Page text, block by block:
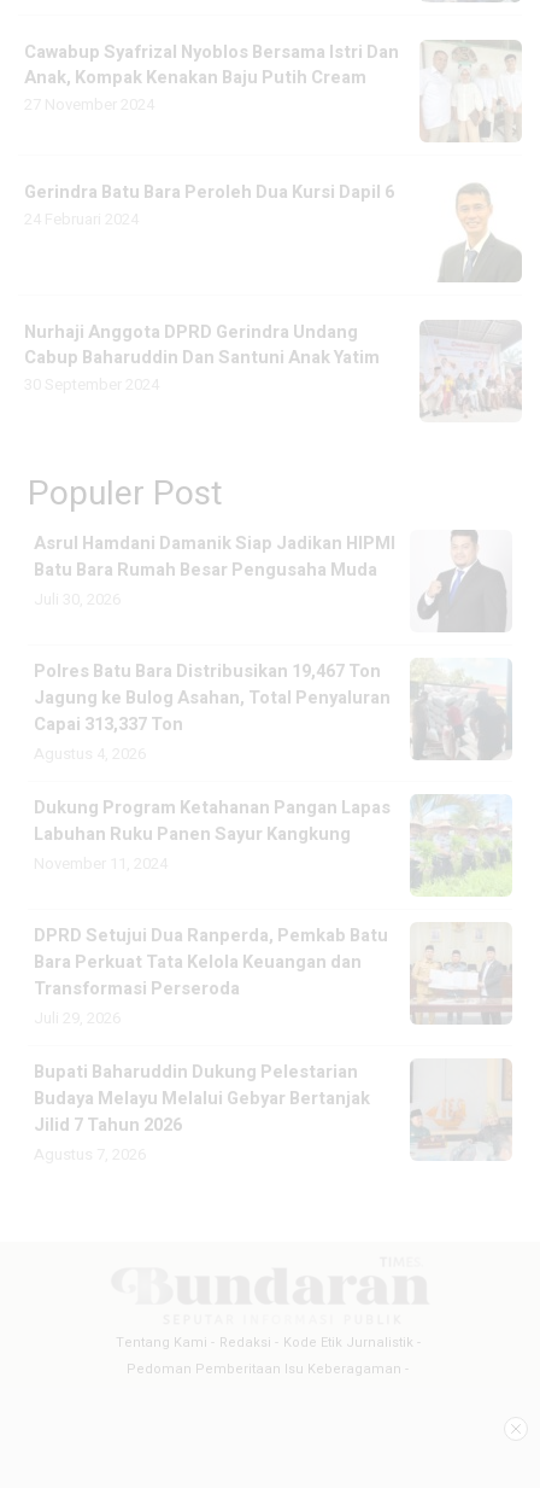
Cawabup Syafrizal Nyoblos Bersama Istri Dan
Anak, Kompak Kenakan Baju Putih Cream
Gerindra Batu Bara Peroleh Dua Kursi Dapil 6
Nurhaji Anggota DPRD Gerindra Undang
Cabup Baharuddin Dan Santuni Anak Yatim
Populer Post
Asrul Hamdani Damanik Siap Jadikan HIPMI
Batu Bara Rumah Besar Pengusaha Muda
Polres Batu Bara Distribusikan 19,467 Ton
Jagung ke Bulog Asahan, Total Penyaluran
Capai 313,337 Ton
Dukung Program Ketahanan Pangan Lapas
Labuhan Ruku Panen Sayur Kangkung
DPRD Setujui Dua Ranperda, Pemkab Batu
Bara Perkuat Tata Kelola Keuangan dan
Transformasi Perseroda
Bupati Baharuddin Dukung Pelestarian
Budaya Melayu Melalui Gebyar Bertanjak
Jilid 7 Tahun 2026
Tentang Kami Redaksi
Kode Etik Jurnalistik
Pedoman Pemberitaan Isu Keberagaman